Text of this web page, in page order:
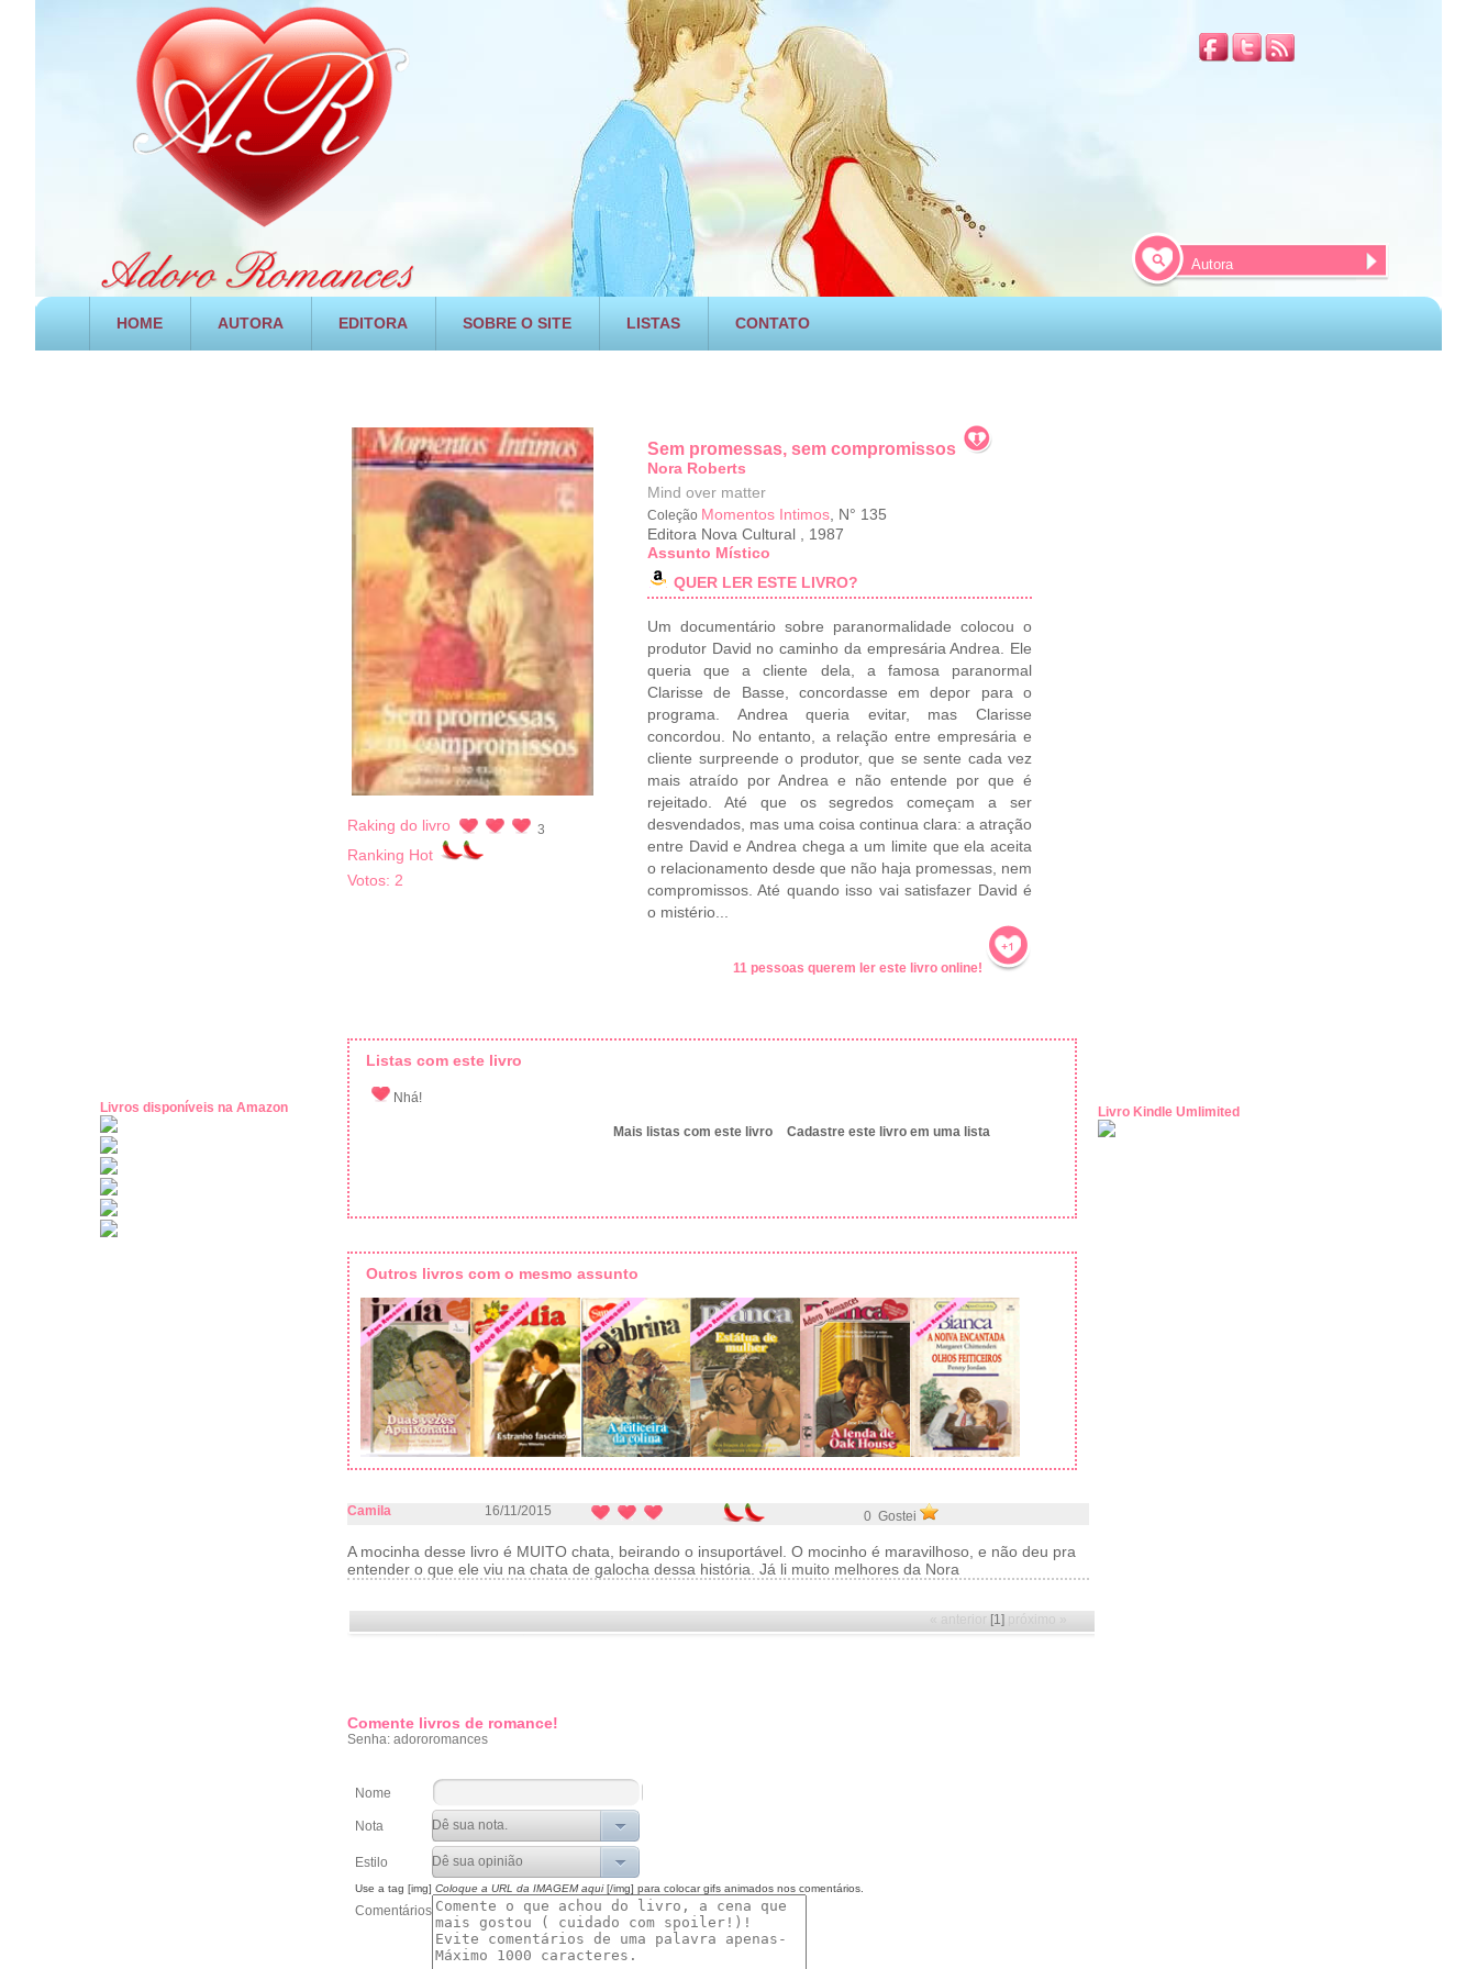
HOME AUTORA EDITORA SOBRE O SITE LISTAS CONTATO
Livros disponíveis na Amazon
Raking do livro 3
Ranking Hot
Votos: 2
Sem promessas, sem compromissos
Nora Roberts
Mind over matter
Coleção Momentos Intimos , N° 135
Editora Nova Cultural
1987
Assunto Místico
QUER LER ESTE LIVRO?
Um documentário sobre paranormalidade colocou o
produtor David no caminho da empresária Andrea. Ele
queria que a cliente dela, a famosa paranormal
Clarisse de Basse, concordasse em depor para o
programa. Andrea queria evitar, mas Clarisse
concordou. No entanto, a relação entre empresária e
cliente surpreende o produtor, que se sente cada vez
mais atraído por Andrea e não entende por que é
rejeitado. Até que os segredos começam a ser
desvendados, mas uma coisa continua clara: a atração
entre David e Andrea chega a um limite que ela aceita
o relacionamento desde que não haja promessas, nem
compromissos. Até quando isso vai satisfazer David é
o mistério...
11 pessoas querem ler este livro online!
Livro Kindle Umlimited
Listas com este livro
Nhá!
Mais listas com este livro Cadastre este livro em uma lista
Outros livros com o mesmo assunto
Camila 16/11/2015 0 Gostei
A mocinha desse livro é MUITO chata, beirando o insuportável. O mocinho é maravilhoso, e não deu pra
entender o que ele viu na chata de galocha dessa história. Já li muito melhores da Nora
« anterior [1] próximo »
Comente livros de romance!
Senha: adororomances
Nome
Nota
Estilo
Use a tag [img] Coloque a URL da IMAGEM aqui[/img] para colocar gifs animados nos comentários.
Comentários